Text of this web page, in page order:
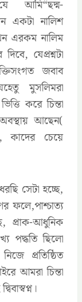
একটা নালিশ
এরকম নালিম
যেপ্রশ্নটা
জবাব
মুসলিমরা
করে চিন্তা
আছেন(
কাদের চেয়ে
সেটা হচ্ছে,
ফলে,পাশ্চাত্য
প্রাক-আধুনিক
পদ্ধতি ছিলো
প্রতিষ্ঠিত
আমরা চিন্তা